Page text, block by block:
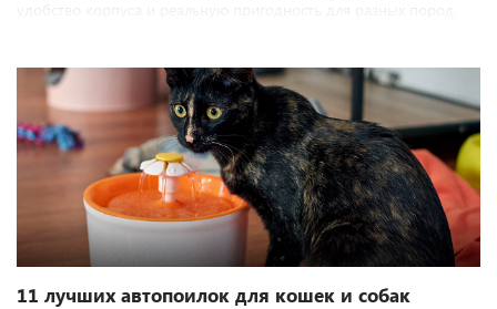
11 лучших автопоилок для кошек и собак